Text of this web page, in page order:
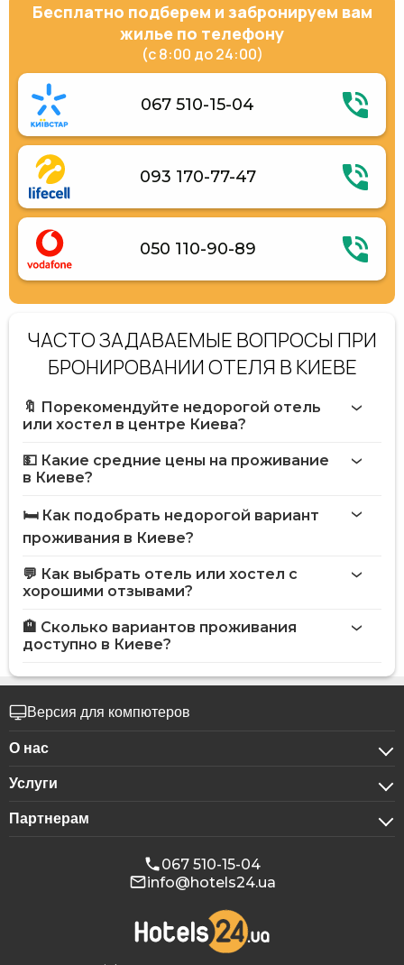
Бесплатно подберем и забронируем вам
жилье по телефону
(с 8:00 до 24:00)
067 510-15-04
093 170-77-47
050 110-90-89
ЧАСТО ЗАДАВАЕМЫЕ ВОПРОСЫ ПРИ
БРОНИРОВАНИИ ОТЕЛЯ В КИЕВЕ
🔖 Порекомендуйте недорогой отель
или хостел в центре Киева?
💵 Какие средние цены на проживание
в Киеве?
🛏️ Как подобрать недорогой вариант
проживания в Киеве?
💬 Как выбрать отель или хостел с
хорошими отзывами?
🏨 Сколько вариантов проживания
доступно в Киеве?
Версия для компютеров
О нас
О компании
Конфиденциальность
Публичная оферта
Наши партнеры
Реклама на Hotels24
Услуги
Для бизнес-клиентов
Бронирование для групп
Конференц-залы
Партнерам
Программа для аффилиатов
067 510-15-04
info@hotels24.ua